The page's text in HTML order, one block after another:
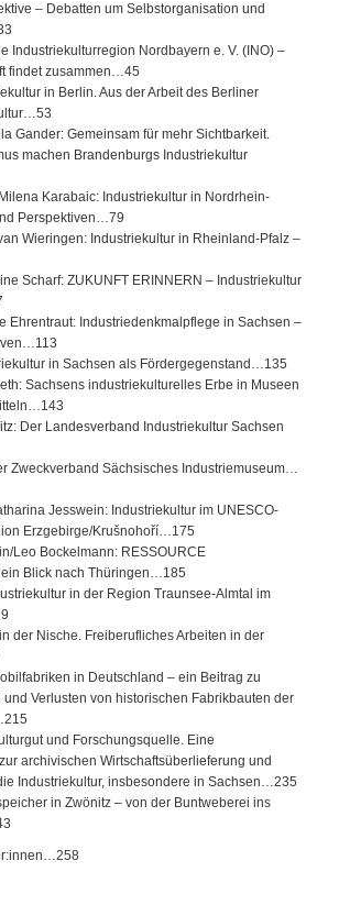
– Debatten um Selbstorganisation und
Industriekulturregion Nordbayern e. V. (INO) –
findet zusammen…45
in Berlin. Aus der Arbeit des Berliner
Gander: Gemeinsam für mehr Sichtbarkeit.
machen Brandenburgs Industriekultur
Karabaic: Industriekultur in Nordrhein-
Perspektiven…79
Wieringen: Industriekultur in Rheinland-Pfalz –
Scharf: ZUKUNFT ERINNERN – Industriekultur
Ehrentraut: Industriedenkmalpflege in Sachsen –
in Sachsen als Fördergegenstand…135
Sachsens industriekulturelles Erbe in Museen
Der Landesverband Industriekultur Sachsen
Zweckverband Sächsisches Industriemuseum…
Jesswein: Industriekultur im UNESCO-
Erzgebirge/Krušnohoří…175
Leo Bockelmann: RESSOURCE
ein Blick nach Thüringen…185
in der Region Traunsee-Almtal im
der Nische. Freiberufliches Arbeiten in der
in Deutschland – ein Beitrag zu
und Verlusten von historischen Fabrikbauten der
und Forschungsquelle. Eine
archivischen Wirtschaftsüberlieferung und
Industriekultur, insbesondere in Sachsen…235
in Zwönitz – von der Buntweberei ins